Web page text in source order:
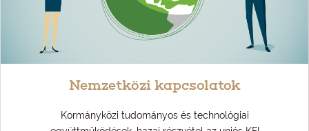
Nemzetközi kapcsolatok
Kormányközi tudományos és technológiai